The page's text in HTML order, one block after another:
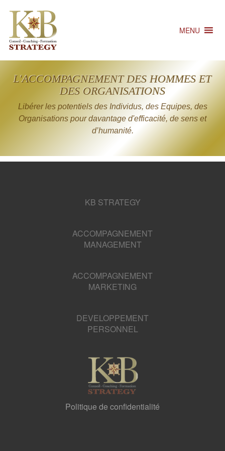
MENU
L'ACCOMPAGNEMENT DES HOMMES ET
DES ORGANISATIONS
Libérer les potentiels des Individus, des Equipes, des
Organisations pour davantage d'efficacité, de sens et
d’humanité.
KB STRATEGY
ACCOMPAGNEMENT
MANAGEMENT
ACCOMPAGNEMENT
MARKETING
DEVELOPPEMENT
PERSONNEL
Politique de confidentialité